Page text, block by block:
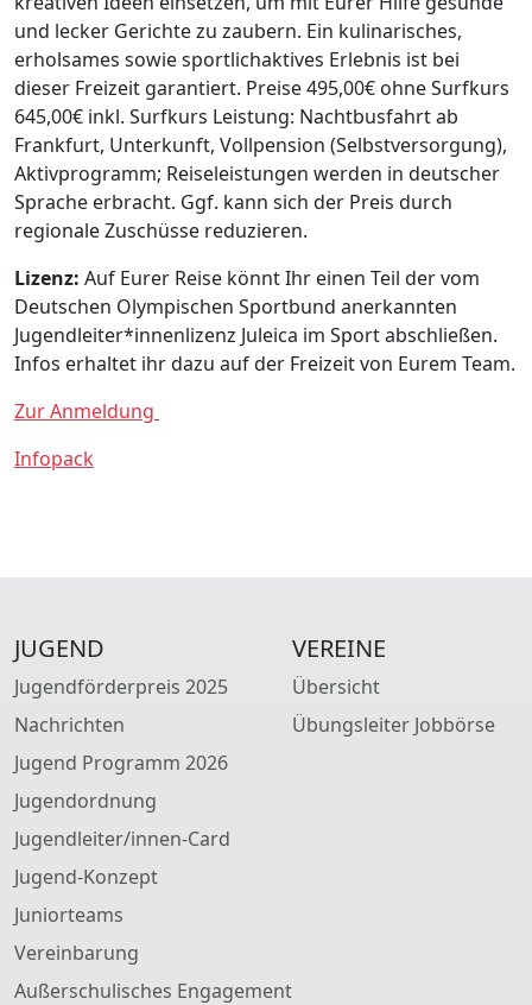
und lecker Gerichte zu zaubern. Ein kulinarisches,
erholsames sowie sportlichaktives Erlebnis ist bei
dieser Freizeit garantiert. Preise 495,00€ ohne Surfkurs
645,00€ inkl. Surfkurs Leistung: Nachtbusfahrt ab
Frankfurt, Unterkunft, Vollpension (Selbstversorgung),
Aktivprogramm; Reiseleistungen werden in deutscher
Sprache erbracht. Ggf. kann sich der Preis durch
regionale Zuschüsse reduzieren.
Lizenz: Auf Eurer Reise könnt Ihr einen Teil der vom
Deutschen Olympischen Sportbund anerkannten
Jugendleiter*innenlizenz Juleica im Sport abschließen.
Infos erhaltet ihr dazu auf der Freizeit von Eurem Team.
Zur Anmeldung
Infopack
JUGEND
Jugendförderpreis 2025
Nachrichten
Jugend Programm 2026
Jugendordnung
Jugendleiter/innen-Card
Jugend-Konzept
Juniorteams
Vereinbarung
Außerschulisches Engagement
VEREINE
Übersicht
Übungsleiter Jobbörse